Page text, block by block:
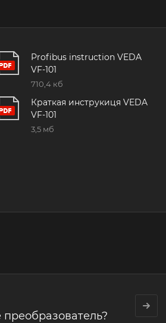
Profibus instruction VEDA
VF-101
710,4 кб
Краткая инструкиця VEDA
VF-101
3,5 мб